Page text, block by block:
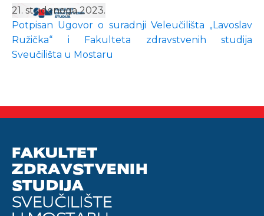
21. studenoga 2023.
Potpisan Ugovor o suradnji Veleučilišta „Lavoslav
Ružička“ i Fakulteta zdravstvenih studija
Sveučilišta u Mostaru